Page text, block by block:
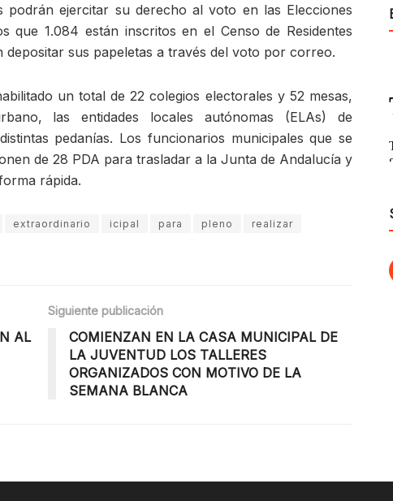
ejercitar su derecho al voto en las Elecciones
que 1.084 están inscritos en el Censo de Residentes
depositar sus papeletas a través del voto por correo.
un total de 22 colegios electorales y 52 mesas,
las entidades locales autónomas (ELAs) de
pedanías. Los funcionarios municipales que se
de 28 PDA para trasladar a la Junta de Andalucía y
rápida.
extraordinario icipal para pleno
realizar
AL
Siguiente publicación
COMIENZAN EN LA CASA MUNICIPAL DE
LA JUVENTUD LOS TALLERES
ORGANIZADOS CON MOTIVO DE LA
SEMANA BLANCA